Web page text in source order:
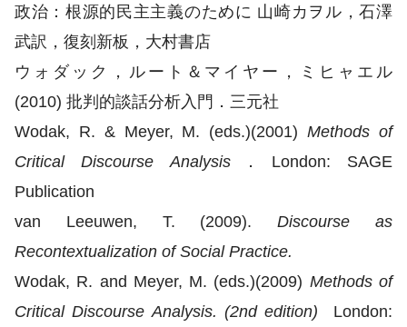
政治：根源的民主主義のために 山崎カヲル，石澤
武訳，復刻新板，大村書店
ウォダック，ルート＆マイヤー，ミヒャエル
(2010) 批判的談話分析入門．三元社
Wodak, R. & Meyer, M. (eds.)(2001)Methods of
Critical Discourse Analysis．London: SAGE
Publication
van Leeuwen, T. (2009).Discourse as
Recontextualization of Social Practice.
Wodak, R. and Meyer, M. (eds.)(2009) Methods of
Critical Discourse Analysis. (2nd edition)
London: